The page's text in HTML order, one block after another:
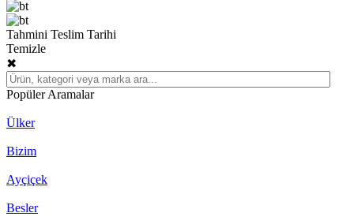
Tahmini Teslim Tarihi
Temizle
✖
Popüler Aramalar
Ülker
Bizim
Ayçiçek
Besler